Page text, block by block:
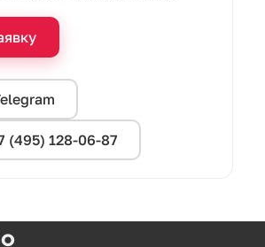
(495) 128-06-87